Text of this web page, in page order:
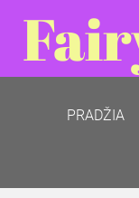
PRADŽIA